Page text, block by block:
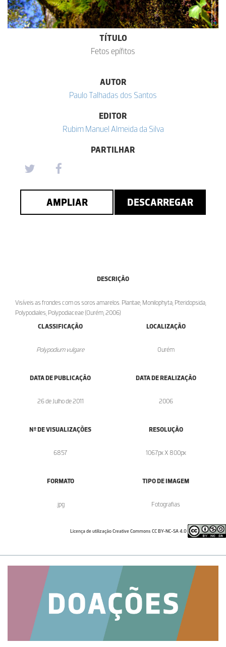
TÍTULO
Fetos epífitos
AUTOR
Paulo Talhadas dos Santos
EDITOR
Rubim Manuel Almeida da Silva
PARTILHAR
AMPLIAR DESCARREGAR
DESCRIÇÃO
Visíveis as frondes com os soros amarelos. Plantae; Monilophyta; Pteridopsida;
Polypodiales; Polypodiaceae (Ourém, 2006)
CLASSIFICAÇÃO
Polypodium vulgare
LOCALIZAÇÃO
Ourém
DATA DE PUBLICAÇÃO
26 de Julho de 2011
DATA DE REALIZAÇÃO
2006
Nº DE VISUALIZAÇÕES
6857
RESOLUÇÃO
1067px X 800px
FORMATO
.jpg
TIPO DE IMAGEM
Fotografias
Licença de utilização Creative Commons CC BY-NC-SA 4.0